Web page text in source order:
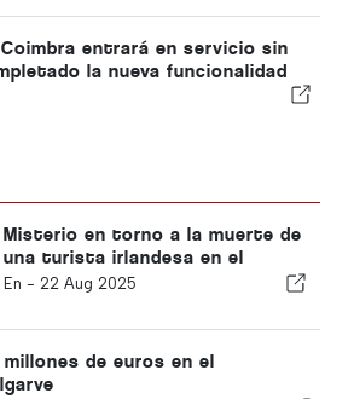
entrará en servicio sin
la nueva funcionalidad
Misterio en torno a la muerte de
una turista irlandesa en el
Algarve
En - 22 Aug 2025
millones de euros en el